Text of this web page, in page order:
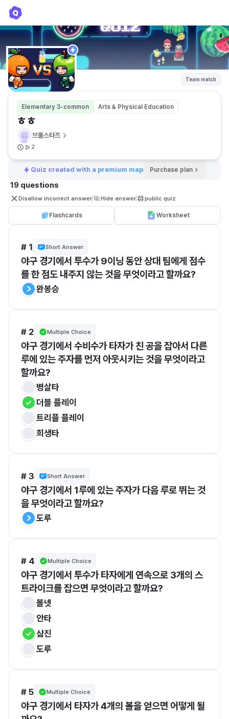
Team match
Elementary 3-common Arts & Physical Education
ㅎㅎ
브롤스타즈
2
Quiz created with a premium map Purchase plan
19 questions
Disallow incorrect answer Hide answer public quiz
Flashcards Worksheet
# 1 Short Answer
야구 경기에서 투수가 9이닝 동안 상대 팀에게 점수
를 한 점도 내주지 않는 것을 무엇이라고 할까요?
완봉승
# 2 Multiple Choice
야구 경기에서 수비수가 타자가 친 공을 잡아서 다른
루에 있는 주자를 먼저 아웃시키는 것을 무엇이라고
할까요?
병살타
더블 플레이
트리플 플레이
희생타
# 3 Short Answer
야구 경기에서 1루에 있는 주자가 다음 루로 뛰는 것
을 무엇이라고 할까요?
도루
# 4 Multiple Choice
야구 경기에서 투수가 타자에게 연속으로 3개의 스
트라이크를 잡으면 무엇이라고 할까요?
볼넷
안타
삼진
도루
# 5 Multiple Choice
야구 경기에서 타자가 4개의 볼을 얻으면 어떻게 될